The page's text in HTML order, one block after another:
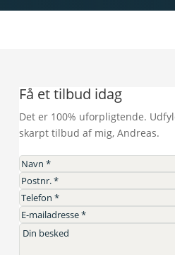
Få et tilbud idag
Det er 100% uforpligtende.
skarpt tilbud af mig, Andreas.